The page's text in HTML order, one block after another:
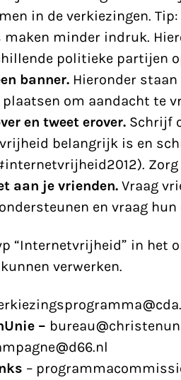
in de verkiezingen.
minder indruk.
politieke partijen
banner.Hieronder staan
om aandacht te
en tweet erover.Schrijf
belangrijk is en
aan je vrienden. Vraag
en vraag
“Internetvrijheid” in het
verwerken.
–
–